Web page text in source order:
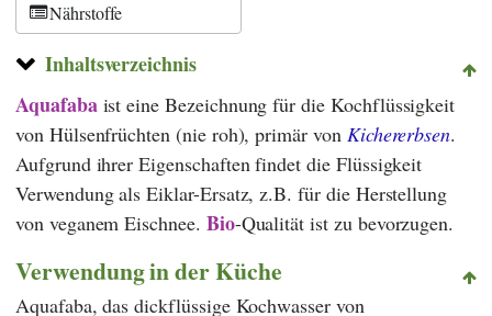
Nährstoffe
Inhaltsverzeichnis
Aquafaba ist eine Bezeichnung für die Kochflüssigkeit
von Hülsenfrüchten (nie roh), primär von Kichererbsen.
Aufgrund ihrer Eigenschaften findet die Flüssigkeit
Verwendung als Eiklar-Ersatz, z.B. für die Herstellung
von veganem Eischnee. Bio-Qualität ist zu bevorzugen.
Verwendung in der Küche
Aquafaba, das dickflüssige Kochwasser von